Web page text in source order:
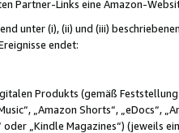
Partner-Links eine Amazon-
unter (i), (ii) und (iii)
endet:
Produkts (gemäß
„Amazon Shorts“, „eDocs“,
„Kindle Magazines“) (jeweils ein